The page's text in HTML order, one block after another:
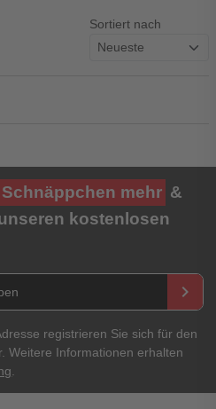
Sortiert nach
mehr &
kostenlosen
keyboard_arrow_right
registrieren Sie sich für den
Weitere Informationen erhalten